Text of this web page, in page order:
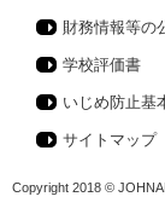
財務情報等の
学校評価書
いじめ防止基
サイトマップ
Copyright 2018 ©